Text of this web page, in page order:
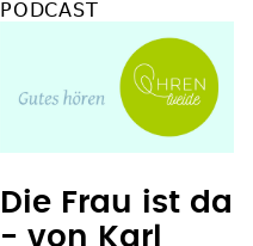
PODCAST
Die Frau ist da
- von Karl